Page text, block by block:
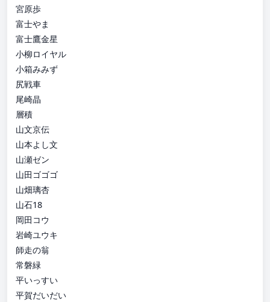
宮原歩
富士やま
富士鷹金星
小柳ロイヤル
小箱みみず
尻戦車
尾崎晶
層積
山文京伝
山本よし文
山瀬ゼン
山田ゴゴゴ
山畑璃杏
山石18
岡田コウ
岩崎ユウキ
師走の翁
常磐緑
平いっすい
平賀だいだい